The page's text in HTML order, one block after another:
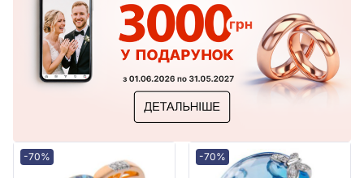
-70% -70%